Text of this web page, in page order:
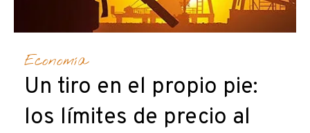
Economía
Un tiro en el propio pie:
los límites de precio al